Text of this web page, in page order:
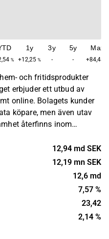
%
1y
+12,25 %
3y
-
5y
-
Max
+84,48
och fritidsprodukter
erbjuder ett utbud av
online. Bolagets kunder
köpare, men även utav
återfinns inom
Rusta grundades
i Upplands Väsby.12,94 md SEK
12,19 mn SEK
12,6 md
7,57 %
23,42
2,14 %